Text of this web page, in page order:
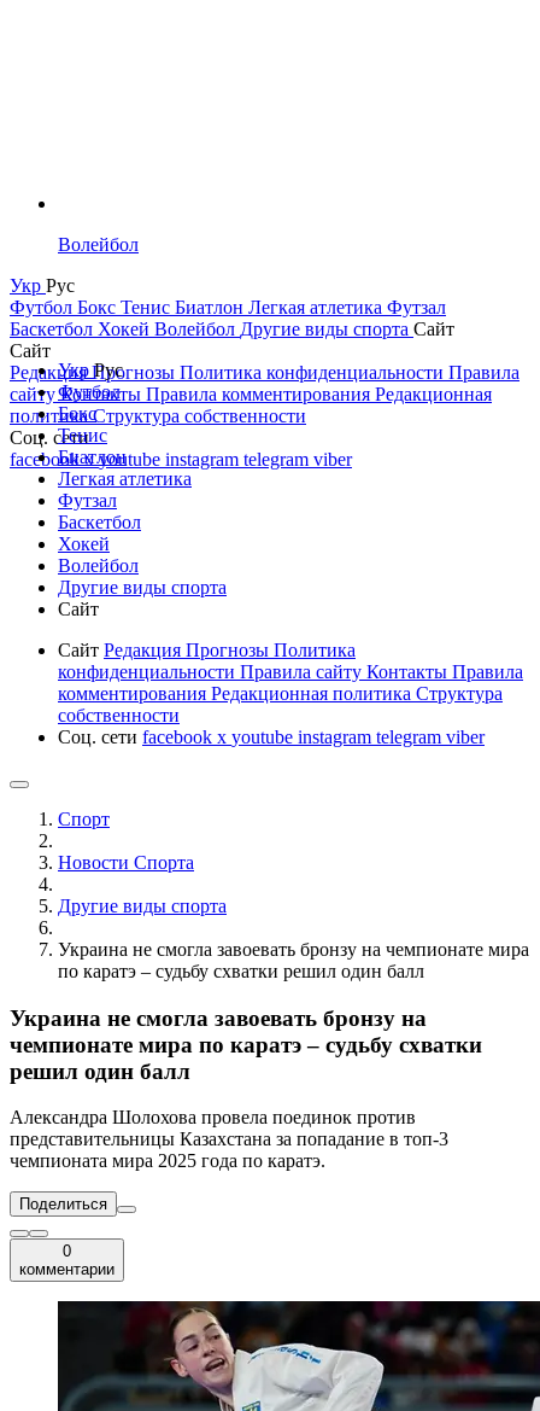
Волейбол
Укр Рус
Футбол Бокс Тенис Биатлон Легкая атлетика Футзал
Баскетбол Хокей Волейбол Другие виды спорта Сайт
Сайт
РедакцияПрогнозы Политика конфиденциальности Правила
сайтуКонтакты Правила комментирования Редакционная
политикаСтруктура собственности
Соц. сети
facebookxyoutube instagram telegram viber
УкрРус
Футбол
Бокс
Тенис
Биатлон
Легкая атлетика
Футзал
Баскетбол
Хокей
Волейбол
Другие виды спорта
Сайт
Сайт Редакция Прогнозы Политика
конфиденциальности Правила сайту Контакты Правила
комментирования Редакционная политика Структура
собственности
Соц. сети facebook x youtube instagram telegram viber
Спорт
Новости Cпорта
Другие виды спорта
Украина не смогла завоевать бронзу на чемпионате мира
по каратэ – судьбу схватки решил один балл
Украина не смогла завоевать бронзу на
чемпионате мира по каратэ – судьбу схватки
решил один балл
Александра Шолохова провела поединок против
представительницы Казахстана за попадание в топ-3
чемпионата мира 2025 года по каратэ.
Поделиться
0
комментарии